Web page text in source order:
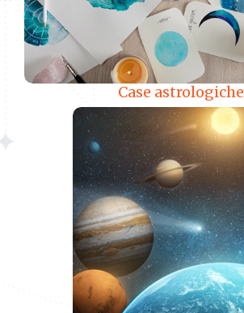
Case astrologiche